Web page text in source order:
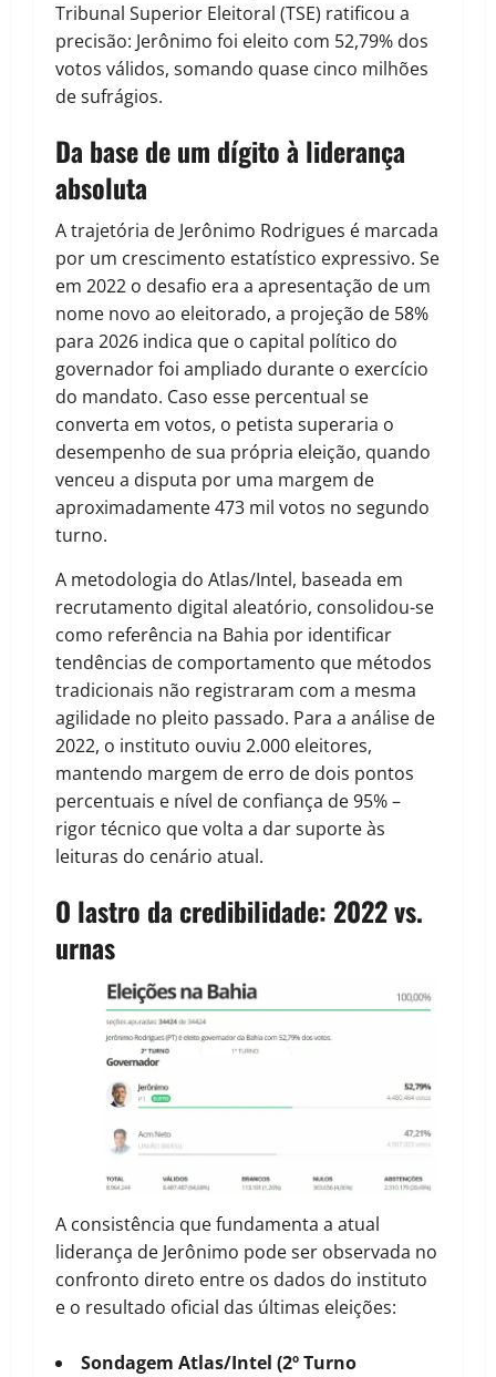
Tribunal Superior Eleitoral (TSE) ratificou a
precisão: Jerônimo foi eleito com 52,79% dos
votos válidos, somando quase cinco milhões
de sufrágios.
Da base de um dígito à liderança
absoluta
A trajetória de Jerônimo Rodrigues é marcada
por um crescimento estatístico expressivo. Se
em 2022 o desafio era a apresentação de um
nome novo ao eleitorado, a projeção de 58%
para 2026 indica que o capital político do
governador foi ampliado durante o exercício
do mandato. Caso esse percentual se
converta em votos, o petista superaria o
desempenho de sua própria eleição, quando
venceu a disputa por uma margem de
aproximadamente 473 mil votos no segundo
turno.
A metodologia do Atlas/Intel, baseada em
recrutamento digital aleatório, consolidou-se
como referência na Bahia por identificar
tendências de comportamento que métodos
tradicionais não registraram com a mesma
agilidade no pleito passado. Para a análise de
2022, o instituto ouviu 2.000 eleitores,
mantendo margem de erro de dois pontos
percentuais e nível de confiança de 95% –
rigor técnico que volta a dar suporte às
leituras do cenário atual.
O lastro da credibilidade: 2022 vs.
urnas
A consistência que fundamenta a atual
liderança de Jerônimo pode ser observada no
confronto direto entre os dados do instituto
e o resultado oficial das últimas eleições:
Sondagem Atlas/Intel (2º Turno